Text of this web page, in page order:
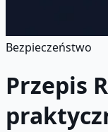
Bezpieczeństwo
Przepis